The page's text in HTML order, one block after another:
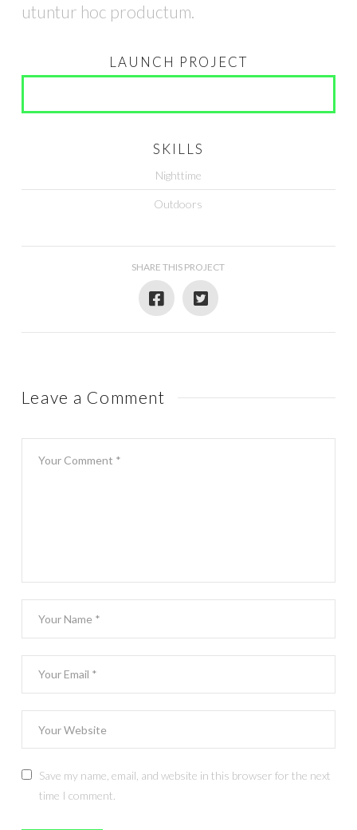
utuntur hoc productum.
LAUNCH PROJECT
SKILLS
Nighttime
Outdoors
SHARE THIS PROJECT
Leave a Comment
Save my name, email, and website in this browser for the next
time I comment.